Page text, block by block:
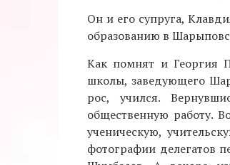
Он и его супруга,
образованию в
Как помнят и Георгия
школы, заведующего
рос, учился.
общественную работу.
ученическую,
фотографии делегатов